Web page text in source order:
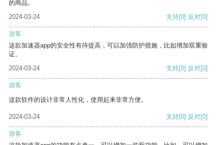
的商品。
2024-03-24
支持[0] 反对[0]
游客
这款加速器app的安全性有待提高，可以加强防护措施，比如增加双重验
证。
2024-03-24
支持[0] 反对[0]
游客
这款软件的设计非常人性化，使用起来非常方便。
2024-03-24 支持[0] 反对[0]
游客